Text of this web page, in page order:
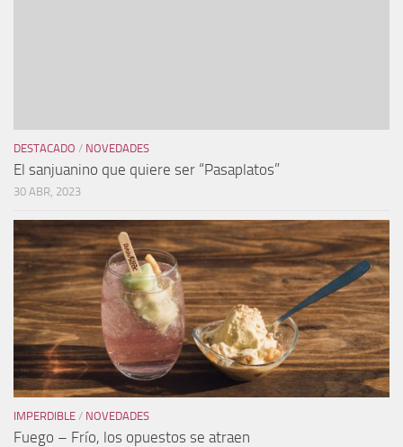
DESTACADO / NOVEDADES
El sanjuanino que quiere ser “Pasaplatos”
30 ABR, 2023
IMPERDIBLE / NOVEDADES
Fuego – Frío, los opuestos se atraen